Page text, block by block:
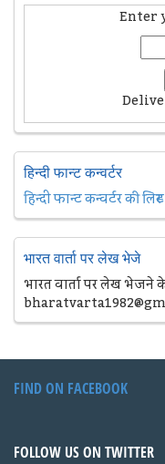
Enter
हिन्दी फान्ट कन्वर्टर
हिन्दी फान्ट कन्वर्टर की लिस्ट
भारत वार्ता पर लेख भेजे
भारत वार्ता पर लेख भेजने
FIND ON FACEBOOK
FOLLOW US ON TWITTER